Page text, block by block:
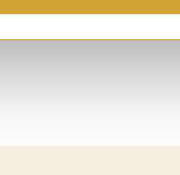
Rynek wtórny